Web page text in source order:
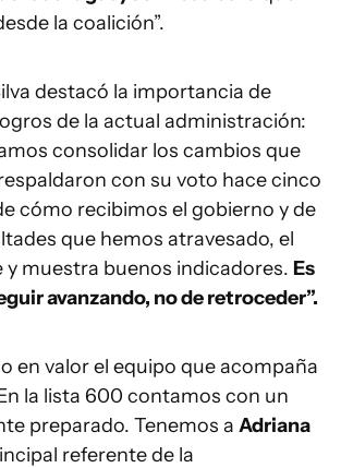
la coalición”.
destacó la importancia de
de la actual administración:
consolidar los cambios que
con su voto hace cinco
cómo recibimos el gobierno y de
que hemos atravesado, el
y muestra buenos indicadores. Es
avanzando, no de retroceder”.
en valor el equipo que acompaña
la lista 600 contamos con un
preparado. Tenemos a Adriana
referente de la